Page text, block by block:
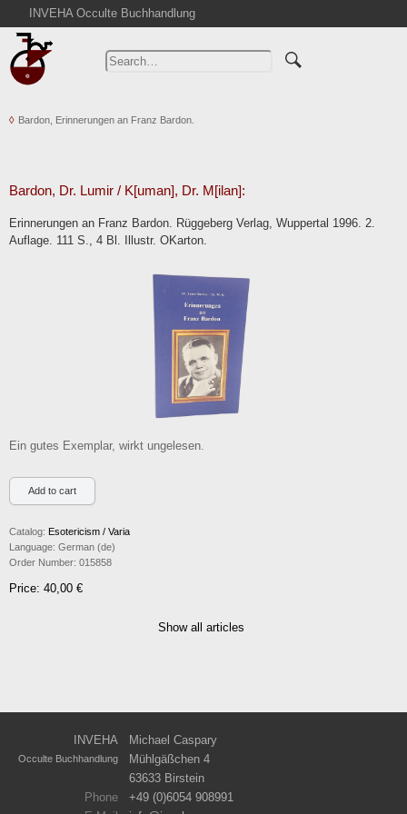
INVEHA Occulte Buchhandlung
Home
Advanced Search
Cart
Contact
Bardon, Erinnerungen an Franz Bardon.
Bardon, Dr. Lumir / K[uman], Dr. M[ilan]:
Erinnerungen an Franz Bardon. Rüggeberg Verlag, Wuppertal 1996. 2.
Auflage. 111 S., 4 Bl. Illustr. OKarton.
Ein gutes Exemplar, wirkt ungelesen.
Catalog: Esotericism / Varia
Language: German (de)
Order Number: 015858
Price: 40,00 €
Show all articles
INVEHA Michael Caspary
Occulte Buchhandlung
Mühlgäßchen 4
63633 Birstein
Phone
+49 (0)6054 908991